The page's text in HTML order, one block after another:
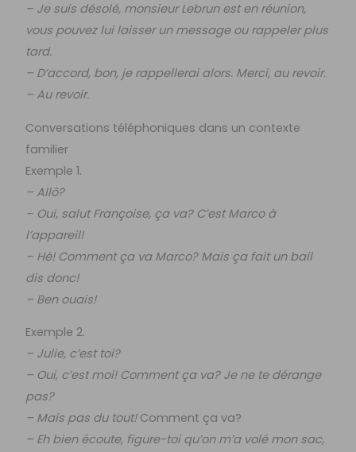
– Je suis désolé, monsieur Lebrun est en réunion,
vous pouvez lui laisser un message ou rappeler plus
tard.
– D’accord, bon, je rappellerai alors. Merci, au revoir.
– Au revoir.
Conversations téléphoniques dans un contexte
familier
Exemple 1.
– Allô?
– Oui, salut Françoise, ça va? C’est Marco à
l’appareil!
– Hé! Comment ça va Marco? Mais ça fait un bail
dis donc!
– Ben ouais!
Exemple 2.
– Julie, c’est toi?
– Oui, c’est moi! Comment ça va? Je ne te dérange
pas?
– Mais pas du tout!Comment ça va?
– Eh bien écoute, figure-toi qu’on m’a volé mon sac,